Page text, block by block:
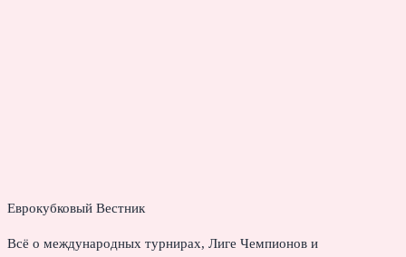
Еврокубковый Вестник
Всё о международных турнирах, Лиге Чемпионов и